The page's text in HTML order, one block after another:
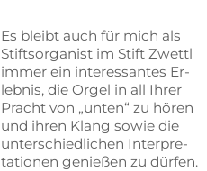
Es bleibt auch für mich als
Stifts­or­ga­nist im Stift Zwettl
im­mer ein in­ter­es­san­tes Er­
leb­nis, die Or­gel in all Ih­rer
Pracht von „un­ten“ zu hö­ren
und ih­ren Klang so­wie die
un­ter­schied­li­chen In­ter­pre­
ta­tio­nen ge­nie­ßen zu dürfen.